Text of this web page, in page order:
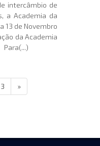
intercâmbio de
a Academia da
13 de Novembro
da Academia
Para(...)
3 »